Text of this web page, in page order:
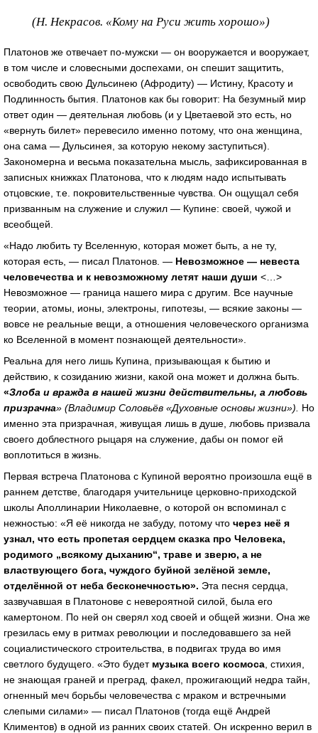
(Н. Некрасов. «Кому на Руси жить хорошо»)
Платонов же отвечает по-мужски — он вооружается и вооружает,
в том числе и словесными доспехами, он спешит защитить,
освободить свою Дульсинею (Афродиту) — Истину, Красоту и
Подлинность бытия. Платонов как бы говорит: На безумный мир
ответ один — деятельная любовь (и у Цветаевой это есть, но
«вернуть билет» перевесило именно потому, что она женщина,
она сама — Дульсинея, за которую некому заступиться).
Закономерна и весьма показательна мысль, зафиксированная в
записных книжках Платонова, что к людям надо испытывать
отцовские, т.е. покровительственные чувства. Он ощущал себя
призванным на служение и служил — Купине: своей, чужой и
всеобщей.
«Надо любить ту Вселенную, которая может быть, а не ту,
которая есть, — писал Платонов. — Невозможное — невеста
человечества и к невозможному летят наши души <…>
Невозможное — граница нашего мира с другим. Все научные
теории, атомы, ионы, электроны, гипотезы, — всякие законы —
вовсе не реальные вещи, а отношения человеческого организма
ко Вселенной в момент познающей деятельности».
Реальна для него лишь Купина, призывающая к бытию и
действию, к созиданию жизни, какой она может и должна быть.
«Злоба и вражда в нашей жизни действительны, а любовь
призрачна» (Владимир Соловьёв «Духовные основы жизни»). Но
именно эта призрачная, живущая лишь в душе, любовь призвала
своего доблестного рыцаря на служение, дабы он помог ей
воплотиться в жизнь.
Первая встреча Платонова с Купиной вероятно произошла ещё в
раннем детстве, благодаря учительнице церковно-приходской
школы Аполлинарии Николаевне, о которой он вспоминал с
нежностью: «Я её никогда не забуду, потому что через неё я
узнал, что есть пропетая сердцем сказка про Человека,
родимого „всякому дыханию“, траве и зверю, а не
властвующего бога, чуждого буйной зелёной земле,
отделённой от неба бесконечностью». Эта песня сердца,
зазвучавшая в Платонове с невероятной силой, была его
камертоном. По ней он сверял ход своей и общей жизни. Она же
грезилась ему в ритмах революции и последовавшего за ней
социалистического строительства, в подвигах труда во имя
светлого будущего. «Это будет музыка всего космоса , стихия,
не знающая граней и преград, факел, прожигающий недра тайн,
огненный меч борьбы человечества с мраком и встречными
слепыми силами» — писал Платонов (тогда ещё Андрей
Климентов) в одной из ранних своих статей. Он искренно верил в